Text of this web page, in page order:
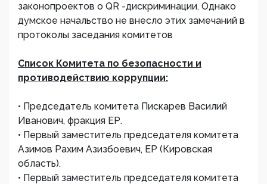
законопроектов о QR -дискриминации. Однако
думское начальство не внесло этих замечаний в
протоколы заседания комитетов
Список Комитета по безопасности и
противодействию коррупции:
• Председатель комитета Пискарев Василий
Иванович, фракция ЕР.
• Первый заместитель председателя комитета
Азимов Рахим Азизбоевич, ЕР (Кировская
область).
• Первый заместитель председателя комитета